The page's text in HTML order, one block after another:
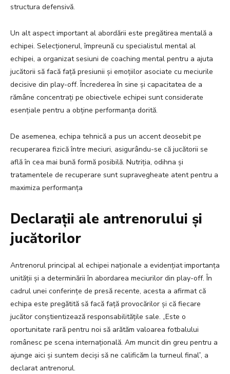
structura defensivă.
Un alt aspect important al abordării este pregătirea mentală a
echipei. Selecționerul, împreună cu specialistul mental al
echipei, a organizat sesiuni de coaching mental pentru a ajuta
jucătorii să facă față presiunii și emoțiilor asociate cu meciurile
decisive din play-off. Încrederea în sine și capacitatea de a
rămâne concentrați pe obiectivele echipei sunt considerate
esențiale pentru a obține performanța dorită.
De asemenea, echipa tehnică a pus un accent deosebit pe
recuperarea fizică între meciuri, asigurându-se că jucătorii se
află în cea mai bună formă posibilă. Nutriția, odihna și
tratamentele de recuperare sunt supravegheate atent pentru a
maximiza performanța
Declarații ale antrenorului și
jucătorilor
Antrenorul principal al echipei naționale a evidențiat importanța
unității și a determinării în abordarea meciurilor din play-off. În
cadrul unei conferințe de presă recente, acesta a afirmat că
echipa este pregătită să facă față provocărilor și că fiecare
jucător conștientizează responsabilitățile sale. „Este o
oportunitate rară pentru noi să arătăm valoarea fotbalului
românesc pe scena internațională. Am muncit din greu pentru a
ajunge aici și suntem deciși să ne calificăm la turneul final”, a
declarat antrenorul.